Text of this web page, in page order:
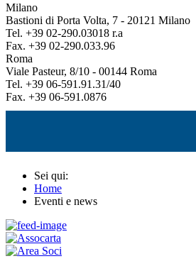
Milano
Bastioni di Porta Volta, 7 - 20121 Milano
Tel. +39 02-290.03018 r.a
Fax. +39 02-290.033.96
Roma
Viale Pasteur, 8/10 - 00144 Roma
Tel. +39 06-591.91.31/40
Fax. +39 06-591.0876
Sei qui:
Home
Eventi e news